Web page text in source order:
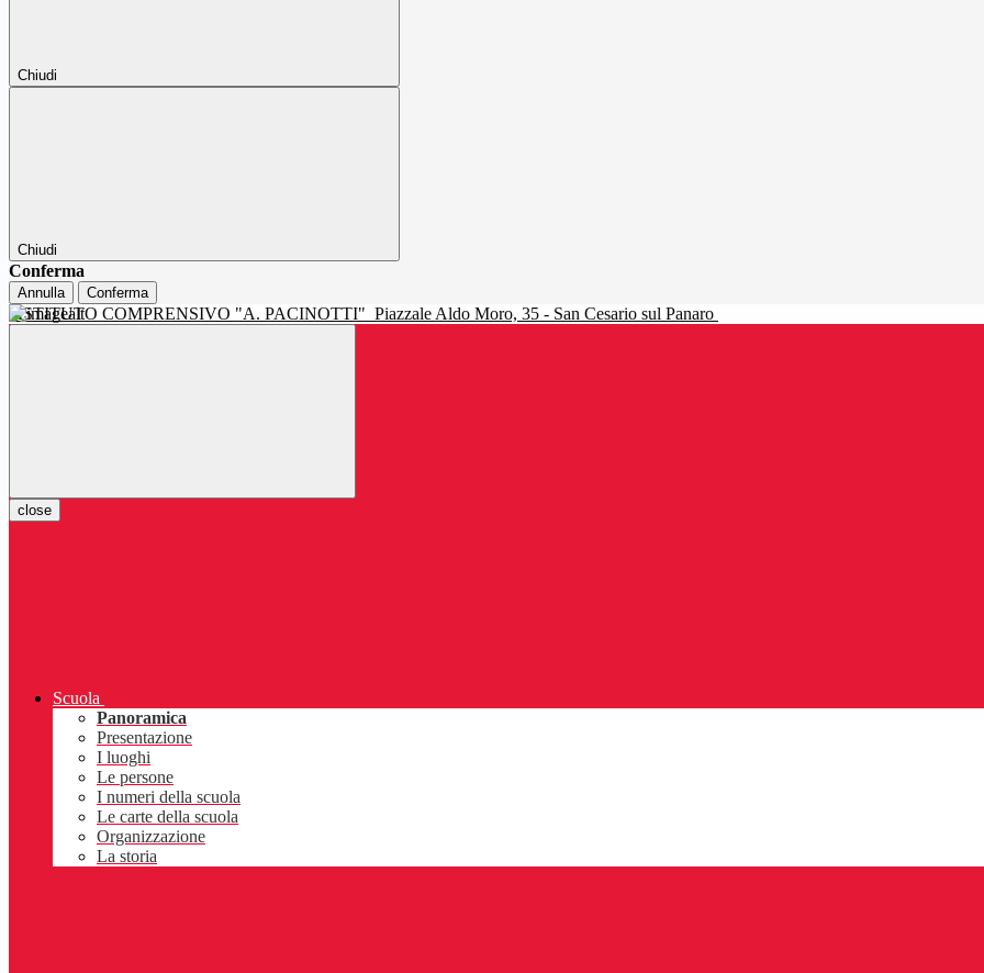
Chiudi
Chiudi
Conferma
Annulla Conferma
ISTITUTO COMPRENSIVO "A. PACINOTTI" Piazzale Aldo Moro, 35 - San Cesario sul Panaro
close
Scuola
Panoramica
Presentazione
I luoghi
Le persone
I numeri della scuola
Le carte della scuola
Organizzazione
La storia